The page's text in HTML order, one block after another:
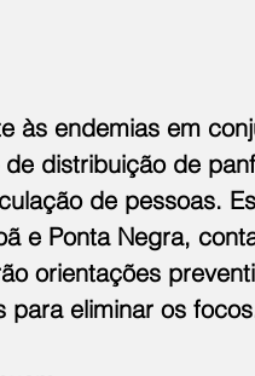
às endemias em
distribuição de
de pessoas.
e Ponta Negra,
orientações
para eliminar os